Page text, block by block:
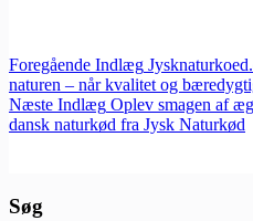
Foregående Indlæg
naturen – når kvalitet og
Næste Indlæg Oplev smagen af
dansk naturkød fra Jysk Naturkød
Søg